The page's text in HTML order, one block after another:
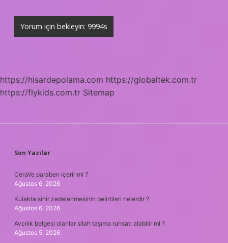
https://hisardepolama.com https://globaltek.com.tr
https://flykids.com.tr Sitemap
SIDEBAR
Son Yazılar
CeraVe paraben içerir mi ?
Ağustos 6, 2026
Kulakta sinir zedelenmesinin belirtileri nelerdir ?
Ağustos 6, 2026
Avcılık belgesi olanlar silah taşıma ruhsatı alabilir mi ?
Ağustos 5, 2026